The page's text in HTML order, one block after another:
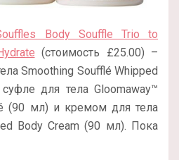
Body Souffle Trio to
(стоимость £25.00) –
Smoothing Soufflé Whipped
для тела Gloomaway™
(90 мл) и кремом для тела
Body Cream (90 мл). Пока